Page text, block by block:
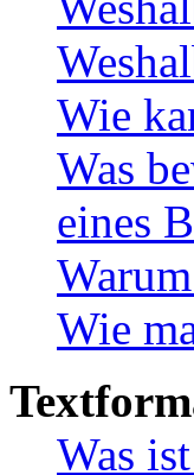
Wie
Was
eines
Wie
Was